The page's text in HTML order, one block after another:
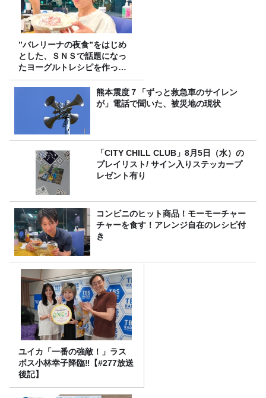
”バレリーナの夜食”をはじめ
とした、ＳＮＳで話題になっ
たヨーグルトレシピを作って
みた！
熊本震度７「ずっと救急車のサイレン
が」電話で聞いた、被災地の現状
「CITY CHILL CLUB」8月5日（水）の
プレイリスト/ サイン入りステッカープ
レゼント有り
コンビニのヒット商品！モーモーチャー
チャーを食す！アレンジ自在のレシピ付
き
ユイカ「一番の強敵！」ラス
ボス小林幸子降臨‼【#277放送
後記】